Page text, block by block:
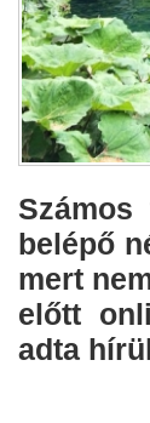
belépő
mert
előtt
adta